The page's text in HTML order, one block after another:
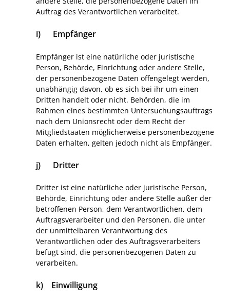
Auftrag des Verantwortlichen verarbeitet.
i) Empfänger
Empfänger ist eine natürliche oder juristische
Person, Behörde, Einrichtung oder andere Stelle,
der personenbezogene Daten offengelegt werden,
unabhängig davon, ob es sich bei ihr um einen
Dritten handelt oder nicht. Behörden, die im
Rahmen eines bestimmten Untersuchungsauftrags
nach dem Unionsrecht oder dem Recht der
Mitgliedstaaten möglicherweise personenbezogene
Daten erhalten, gelten jedoch nicht als Empfänger.
j) Dritter
Dritter ist eine natürliche oder juristische Person,
Behörde, Einrichtung oder andere Stelle außer der
betroffenen Person, dem Verantwortlichen, dem
Auftragsverarbeiter und den Personen, die unter
der unmittelbaren Verantwortung des
Verantwortlichen oder des Auftragsverarbeiters
befugt sind, die personenbezogenen Daten zu
verarbeiten.
k) Einwilligung